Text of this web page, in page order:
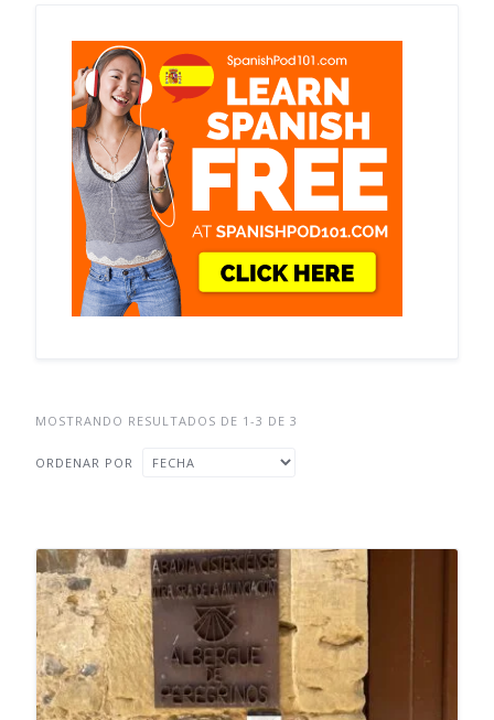
MOSTRANDO RESULTADOS DE 1-3 DE 3
ORDENAR POR